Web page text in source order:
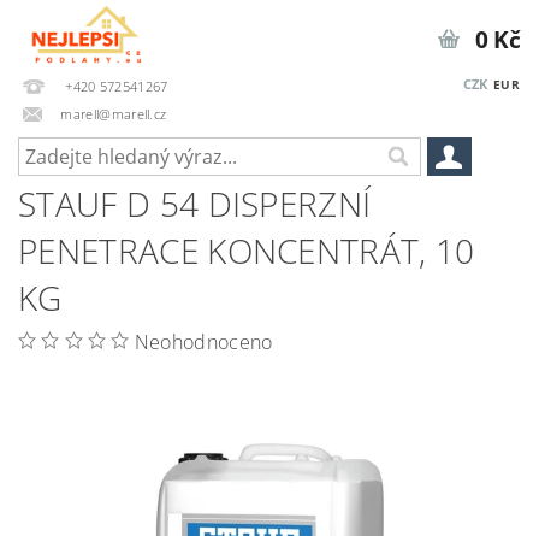
+420 572541267
marell@marell.cz
CZK EUR
0 Kč
STAUF D 54 DISPERZNÍ
PENETRACE KONCENTRÁT, 10
KG
Neohodnoceno